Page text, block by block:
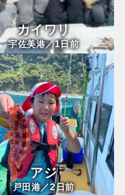
カイワリ
宇佐美港／1日前
アジ
戸田港／2日前